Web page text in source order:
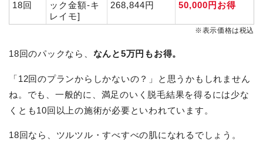
18回
ック金額-キ
レイモ]
268,844円 50,000円お得
※表示価格は税込
18回のパックなら、 なんと5万円もお得。
「12回のプランからしかないの？」と思うかもしれません
ね。でも、一般的に、満足のいく脱毛結果を得るには少な
くとも10回以上の施術が必要といわれています。
18回なら、ツルツル・すべすべの肌になれるでしょう。